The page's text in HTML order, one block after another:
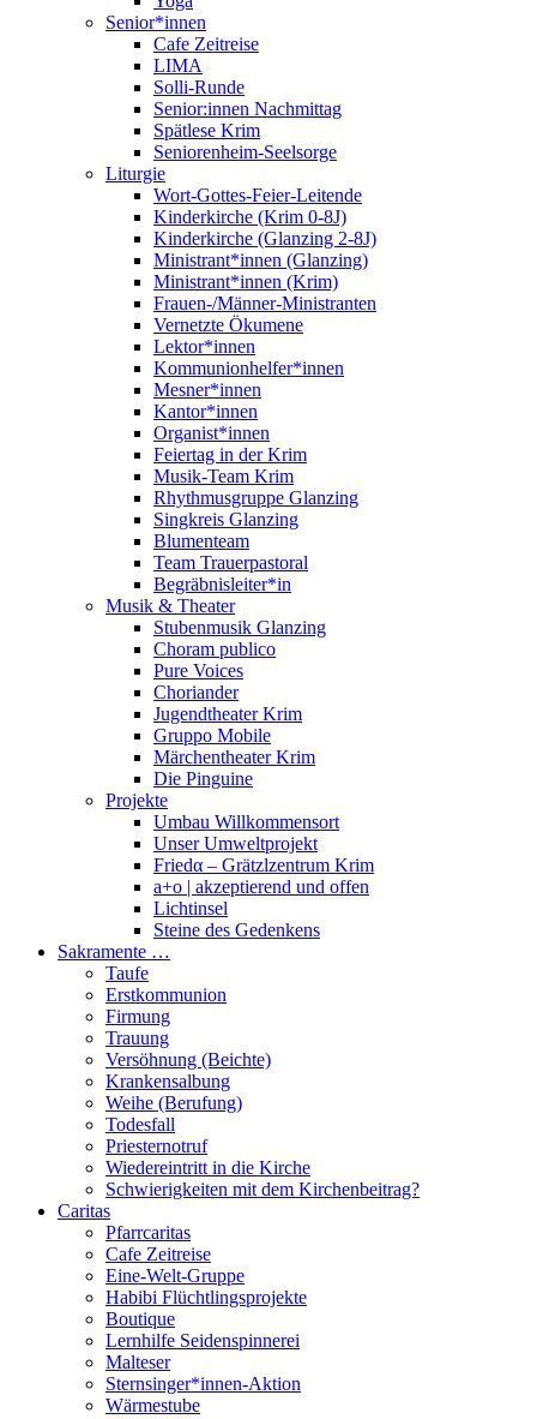
Senior*innen
Cafe Zeitreise
LIMA
Solli-Runde
Senior:innen Nachmittag
Spätlese Krim
Seniorenheim-Seelsorge
Liturgie
Wort-Gottes-Feier-Leitende
Kinderkirche (Krim 0-8J)
Kinderkirche (Glanzing 2-8J)
Ministrant*innen (Glanzing)
Ministrant*innen (Krim)
Frauen-/Männer-Ministranten
Vernetzte Ökumene
Lektor*innen
Kommunionhelfer*innen
Mesner*innen
Kantor*innen
Organist*innen
Feiertag in der Krim
Musik-Team Krim
Rhythmusgruppe Glanzing
Singkreis Glanzing
Blumenteam
Team Trauerpastoral
Begräbnisleiter*in
Musik & Theater
Stubenmusik Glanzing
Choram publico
Pure Voices
Choriander
Jugendtheater Krim
Gruppo Mobile
Märchentheater Krim
Die Pinguine
Projekte
Umbau Willkommensort
Unser Umweltprojekt
Friedα – Grätzlzentrum Krim
a+o | akzeptierend und offen
Lichtinsel
Steine des Gedenkens
Sakramente …
Taufe
Erstkommunion
Firmung
Trauung
Versöhnung (Beichte)
Krankensalbung
Weihe (Berufung)
Todesfall
Priesternotruf
Wiedereintritt in die Kirche
Schwierigkeiten mit dem Kirchenbeitrag?
Caritas
Pfarrcaritas
Cafe Zeitreise
Eine-Welt-Gruppe
Habibi Flüchtlingsprojekte
Boutique
Lernhilfe Seidenspinnerei
Malteser
Sternsinger*innen-Aktion
Wärmestube